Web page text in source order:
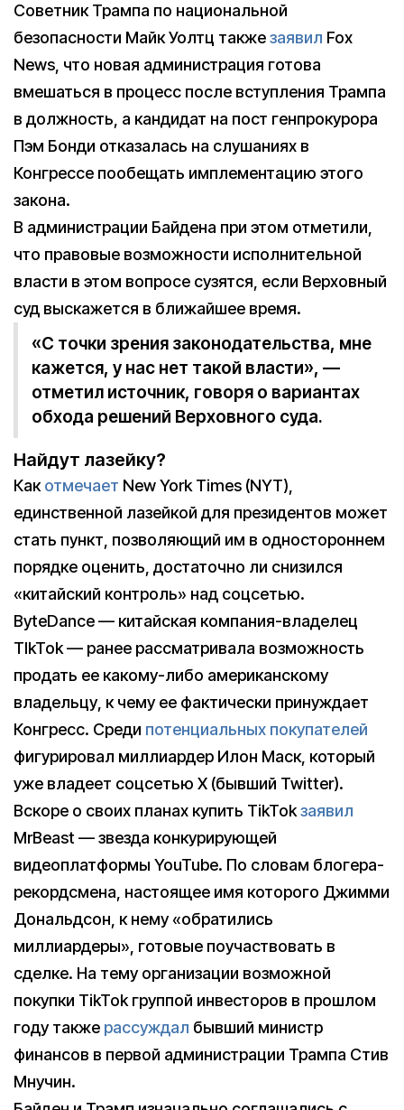
Советник Трампа по национальной
безопасности Майк Уолтц такжезаявил Fox
News, что новая администрация готова
вмешаться в процесс после вступления Трампа
в должность, а кандидат на пост генпрокурора
Пэм Бонди отказалась на слушаниях в
Конгрессе пообещать имплементацию этого
закона.
В администрации Байдена при этом отметили,
что правовые возможности исполнительной
власти в этом вопросе сузятся, если Верховный
суд выскажется в ближайшее время.
«С точки зрения законодательства, мне
кажется, у нас нет такой власти», —
отметил источник, говоря о вариантах
обхода решений Верховного суда.
Найдут лазейку?
Какотмечает New York Times (NYT),
единственной лазейкой для президентов может
стать пункт, позволяющий им в одностороннем
порядке оценить, достаточно ли снизился
«китайский контроль» над соцсетью.
ByteDance — китайская компания-владелец
TIkTok — ранее рассматривала возможность
продать ее какому-либо американскому
владельцу, к чему ее фактически принуждает
Конгресс. Среди потенциальных покупателей
фигурировал миллиардер Илон Маск, который
уже владеет соцсетью X (бывший Twitter).
Вскоре о своих планах купить TikTokзаявил
MrBeast — звезда конкурирующей
видеоплатформы YouTube. По словам блогера-
рекордсмена, настоящее имя которого Джимми
Дональдсон, к нему «обратились
миллиардеры», готовые поучаствовать в
сделке. На тему организации возможной
покупки TikTok группой инвесторов в прошлом
году также рассуждал бывший министр
финансов в первой администрации Трампа Стив
Мнучин.